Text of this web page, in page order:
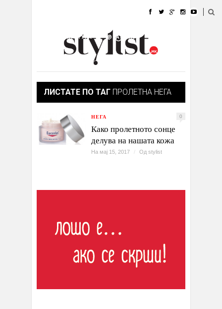
УБАВИНА
КУЛТУРА @РАБОТА
ИЗЛОГ
ЛИСТАТЕ ПО ТАГ ПРОЛЕТНА НЕГА
НЕГА 0
Како пролетното сонце
делува на нашата кожа
На мај 15, 2017 / Од stylist